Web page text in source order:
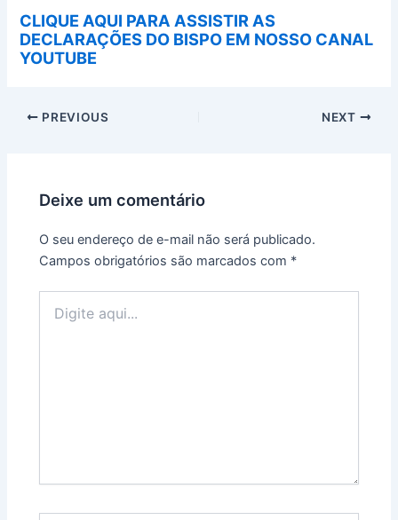
CLIQUE AQUI PARA ASSISTIR AS
DECLARAÇÕES DO BISPO EM NOSSO CANAL
YOUTUBE
PREVIOUS NEXT
Deixe um comentário
O seu endereço de e-mail não será publicado.
Campos obrigatórios são marcados com *
aqui...